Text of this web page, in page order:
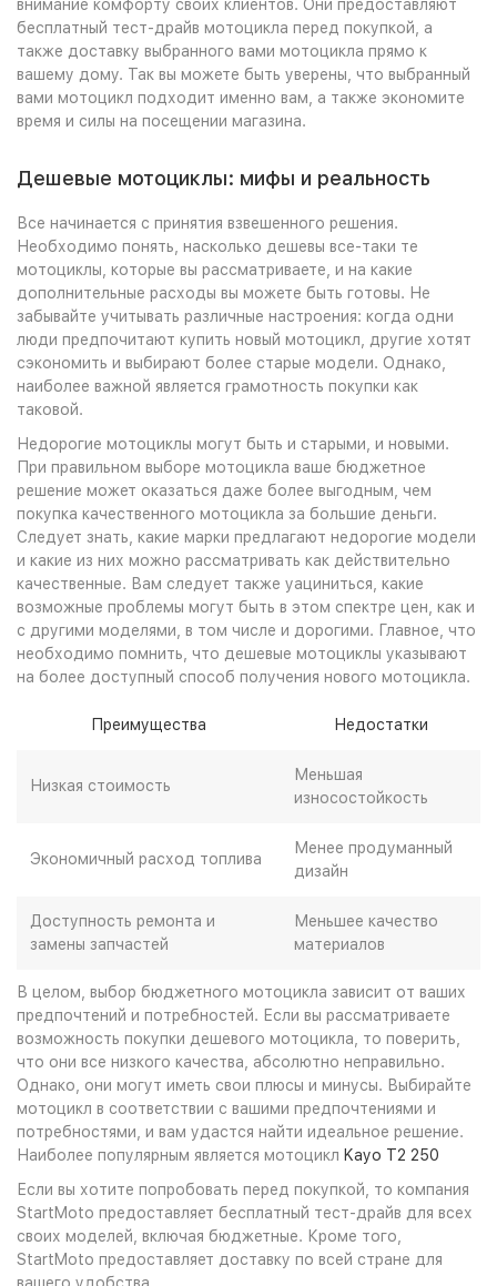
внимание комфорту своих клиентов. Они предоставляют
бесплатный тест-драйв мотоцикла перед покупкой, а
также доставку выбранного вами мотоцикла прямо к
вашему дому. Так вы можете быть уверены, что выбранный
вами мотоцикл подходит именно вам, а также экономите
время и силы на посещении магазина.
Дешевые мотоциклы: мифы и реальность
Все начинается с принятия взвешенного решения.
Необходимо понять, насколько дешевы все-таки те
мотоциклы, которые вы рассматриваете, и на какие
дополнительные расходы вы можете быть готовы. Не
забывайте учитывать различные настроения: когда одни
люди предпочитают купить новый мотоцикл, другие хотят
сэкономить и выбирают более старые модели. Однако,
наиболее важной является грамотность покупки как
таковой.
Недорогие мотоциклы могут быть и старыми, и новыми.
При правильном выборе мотоцикла ваше бюджетное
решение может оказаться даже более выгодным, чем
покупка качественного мотоцикла за большие деньги.
Следует знать, какие марки предлагают недорогие модели
и какие из них можно рассматривать как действительно
качественные. Вам следует также уациниться, какие
возможные проблемы могут быть в этом спектре цен, как и
с другими моделями, в том числе и дорогими. Главное, что
необходимо помнить, что дешевые мотоциклы указывают
на более доступный способ получения нового мотоцикла.
Преимущества Недостатки
Низкая стоимость
Меньшая
износостойкость
Экономичный расход топлива
Менее продуманный
дизайн
Доступность ремонта и
замены запчастей
Меньшее качество
материалов
В целом, выбор бюджетного мотоцикла зависит от ваших
предпочтений и потребностей. Если вы рассматриваете
возможность покупки дешевого мотоцикла, то поверить,
что они все низкого качества, абсолютно неправильно.
Однако, они могут иметь свои плюсы и минусы. Выбирайте
мотоцикл в соответствии с вашими предпочтениями и
потребностями, и вам удастся найти идеальное решение.
Наиболее популярным является мотоцикл Kayo T2 250
Если вы хотите попробовать перед покупкой, то компания
StartMoto предоставляет бесплатный тест-драйв для всех
своих моделей, включая бюджетные. Кроме того,
StartMoto предоставляет доставку по всей стране для